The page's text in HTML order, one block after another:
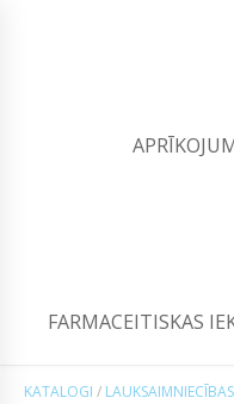
FARMACEITISKAS
KATALOGI /